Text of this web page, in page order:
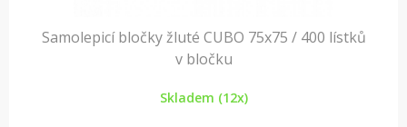
Samolepicí bločky žluté CUBO 75x75 / 400 lístků
v bločku
Skladem (12x)